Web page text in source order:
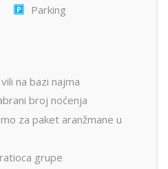
Parking
na bazi najma
broj noćenja
za paket aranžmane u
grupe